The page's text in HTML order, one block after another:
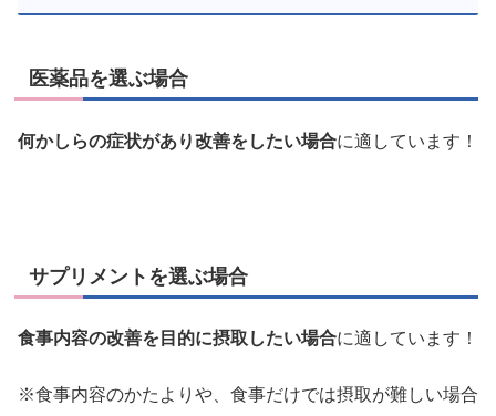
医薬品を選ぶ場合
何かしらの症状があり改善をしたい場合に適しています！
サプリメントを選ぶ場合
食事内容の改善を目的に摂取したい場合に適しています！
※食事内容のかたよりや、食事だけでは摂取が難しい場合